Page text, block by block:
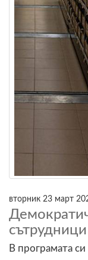
вторник 23 март
В програмата